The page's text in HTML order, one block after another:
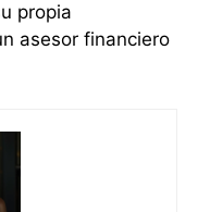
propia
asesor financiero